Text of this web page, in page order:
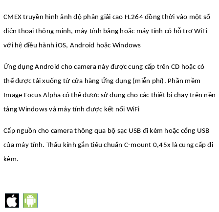
CMEX truyền hình ảnh độ phân giải cao H.264 đồng thời vào một số
điện thoại thông minh, máy tính bảng hoặc máy tính có hỗ trợ WiFi
với hệ điều hành iOS, Android hoặc Windows
Ứng dụng Android cho camera này được cung cấp trên CD hoặc có
thể được tải xuống từ cửa hàng Ứng dụng (miễn phí). Phần mềm
Image Focus Alpha có thể được sử dụng cho các thiết bị chạy trên nền
tảng Windows và máy tính được kết nối WiFi
Cấp nguồn cho camera thông qua bộ sạc USB đi kèm hoặc cổng USB
của máy tính. Thấu kính gắn tiêu chuẩn C-mount 0,45x là cung cấp đi
kèm.